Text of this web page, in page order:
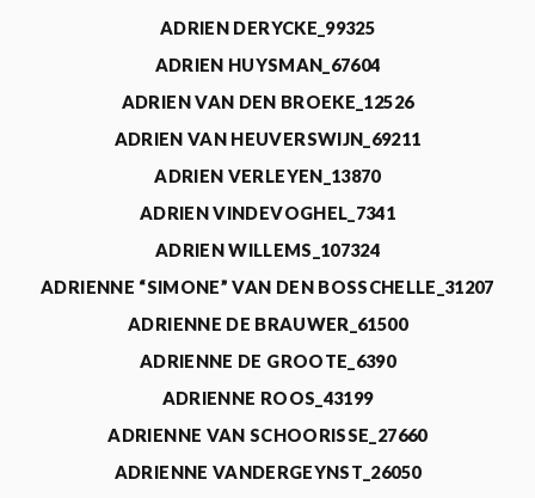
ADRIEN DERYCKE_99325
ADRIEN HUYSMAN_67604
ADRIEN VAN DEN BROEKE_12526
ADRIEN VAN HEUVERSWIJN_69211
ADRIEN VERLEYEN_13870
ADRIEN VINDEVOGHEL_7341
ADRIEN WILLEMS_107324
ADRIENNE “SIMONE” VAN DEN BOSSCHELLE_31207
ADRIENNE DE BRAUWER_61500
ADRIENNE DE GROOTE_6390
ADRIENNE ROOS_43199
ADRIENNE VAN SCHOORISSE_27660
ADRIENNE VANDERGEYNST_26050